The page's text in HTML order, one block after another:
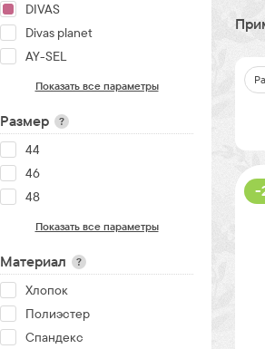
DIVAS
Divas planet
AY-SEL
Показать все параметры
Размер ?
44
46
48
Показать все параметры
Материал ?
Хлопок
Полиэстер
Спандекс
-